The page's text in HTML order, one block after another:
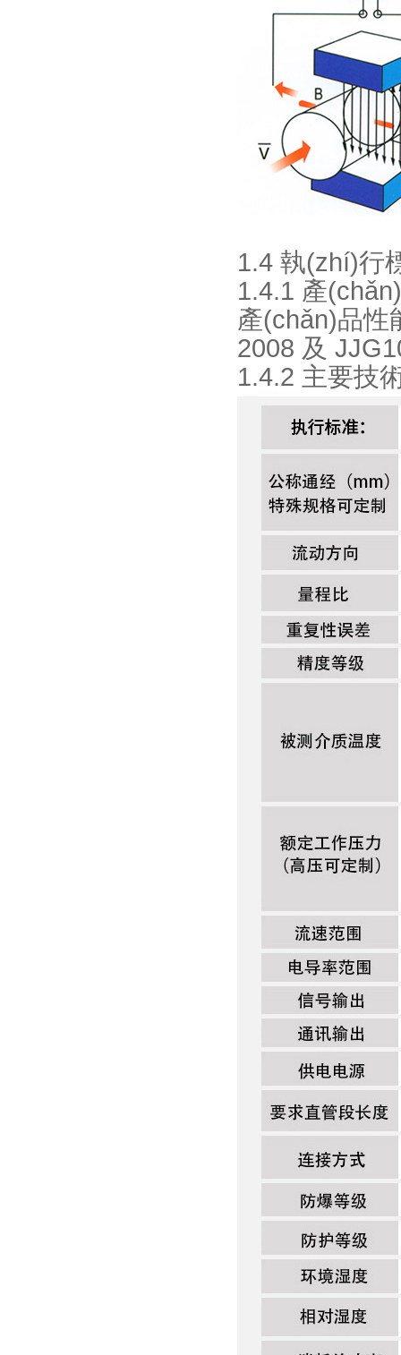
1.4 執(zhí)行
1.4.1 產
產(chǎn)品性
2008 及
1.4.2 主要技